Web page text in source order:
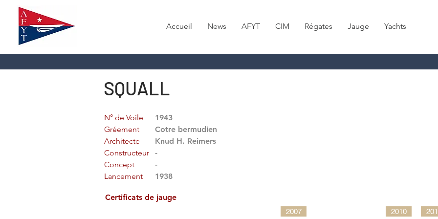
Accueil News AFYT CIM Régates Jauge Yachts
SQUALL
N° de Voile
1943
Gréement
Cotre bermudien
Architecte
Knud H. Reimers
Constructeur
-
Concept
-
Lancement
1938
Certificats de jauge
2007 2010